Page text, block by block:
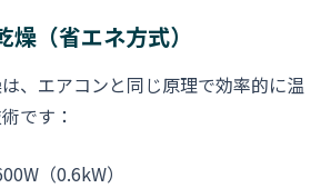
燥（省エネ方式）
、エアコンと同じ原理で効率的に温
です：
（0.6kW）